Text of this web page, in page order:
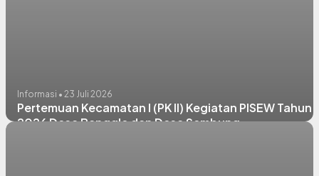
Informasi • 23 Juli 2026
Pertemuan Kecamatan I (PK II) Kegiatan PISEW Tahun
2026 Desa Banggle dan Desa Sembung